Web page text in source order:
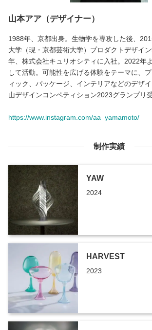
山本アア（デザイナー）
1988年、京都出身。生物学を専攻した後、
大学（現・京都芸術大学）プロダクトデザイ
年、株式会社キュリオシティに入社。2022年
して活動。可能性を広げる体験をテーマに、
ィック、パッケージ、インテリアなどのデザ
山デザインコンペティション2023グランプリ受
https://www.instagram.com/aa_yamamoto/
制作実績
YAW
2024
HARVEST
2023